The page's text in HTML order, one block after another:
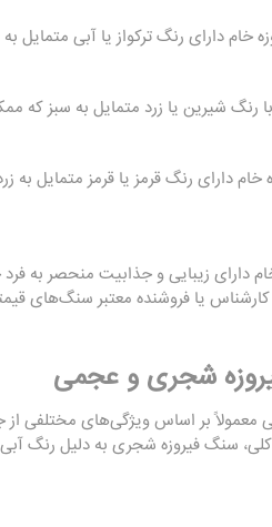
خام دارای رنگ ترکواز یا آبی
رنگ شیرین یا زرد متمایل به سبز
دارای رنگ قرمز یا قرمز متمایل
دارای زیبایی و جذابیت منحصر به
یا فروشنده معتبر سنگ‌های
شجری و عجمی
بر اساس ویژگی‌های مختلفی از
سنگ فیروزه شجری به دلیل رنگ